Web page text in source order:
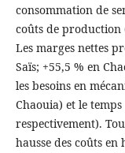
consommation de
coûts de production
Les marges nettes
Saïs; +55,5 % en
les besoins en
Chaouia) et le
respectivement).
hausse des coûts en